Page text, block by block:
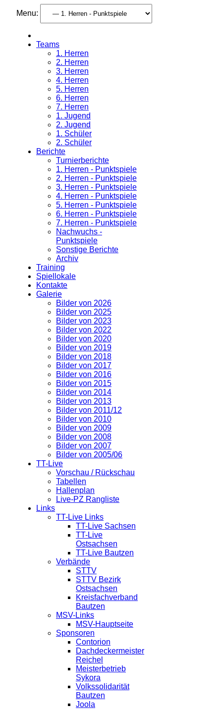
Menu:
Teams
1. Herren
2. Herren
3. Herren
4. Herren
5. Herren
6. Herren
7. Herren
1. Jugend
2. Jugend
1. Schüler
2. Schüler
Berichte
Turnierberichte
1. Herren - Punktspiele
2. Herren - Punktspiele
3. Herren - Punktspiele
4. Herren - Punktspiele
5. Herren - Punktspiele
6. Herren - Punktspiele
7. Herren - Punktspiele
Nachwuchs -
Punktspiele
Sonstige Berichte
Archiv
Training
Spiellokale
Kontakte
Galerie
Bilder von 2026
Bilder von 2025
Bilder von 2023
Bilder von 2022
Bilder von 2020
Bilder von 2019
Bilder von 2018
Bilder von 2017
Bilder von 2016
Bilder von 2015
Bilder von 2014
Bilder von 2013
Bilder von 2011/12
Bilder von 2010
Bilder von 2009
Bilder von 2008
Bilder von 2007
Bilder von 2005/06
TT-Live
Vorschau / Rückschau
Tabellen
Hallenplan
Live-PZ Rangliste
Links
TT-Live Links
TT-Live Sachsen
TT-Live
Ostsachsen
TT-Live Bautzen
Verbände
STTV
STTV Bezirk
Ostsachsen
Kreisfachverband
Bautzen
MSV-Links
MSV-Hauptseite
Sponsoren
Contorion
Dachdeckermeister
Reichel
Meisterbetrieb
Sykora
Volkssolidarität
Bautzen
Joola